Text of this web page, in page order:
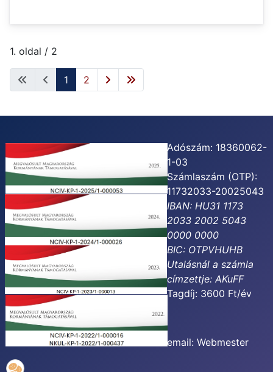
1. oldal / 2
1 2
Adószám: 18360062-
1-03
Számlaszám (OTP):
11732033-20025043
IBAN: HU31 1173
2033 2002 5043
0000 0000
BIC: OTPVHUHB
Utalásnál a számla
címzettje:AKuFF
Tagdíj: 3600 Ft/év
email:Webmester